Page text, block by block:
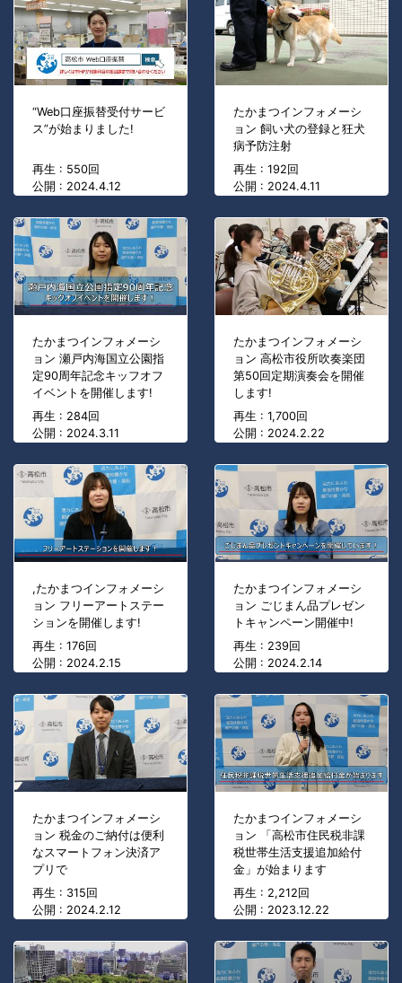
“Web口座振替受付サービ
ス”が始まりました!
再生 : 550回
公開 : 2024.4.12
たかまつインフォメーシ
ョン 飼い犬の登録と狂犬
病予防注射
再生 : 192回
公開 : 2024.4.11
たかまつインフォメーシ
ョン 瀬戸内海国立公園指
定90周年記念キッフオフ
イベントを開催します!
再生 : 284回
公開 : 2024.3.11
たかまつインフォメーシ
ョン 高松市役所吹奏楽団
第50回定期演奏会を開催
します!
再生 : 1,700回
公開 : 2024.2.22
,たかまつインフォメーシ
ョン フリーアートステー
ションを開催します!
再生 : 176回
公開 : 2024.2.15
たかまつインフォメーシ
ョン ごじまん品プレゼン
トキャンペーン開催中!
再生 : 239回
公開 : 2024.2.14
たかまつインフォメーシ
ョン 税金のご納付は便利
なスマートフォン決済ア
プリで
再生 : 315回
公開 : 2024.2.12
たかまつインフォメーシ
ョン 「高松市住民税非課
税世帯生活支援追加給付
金」が始まります
再生 : 2,212回
公開 : 2023.12.22